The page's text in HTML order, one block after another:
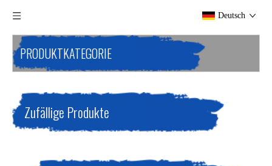
Deutsch
PRODUKTKATEGORIE
Zufällige Produkte